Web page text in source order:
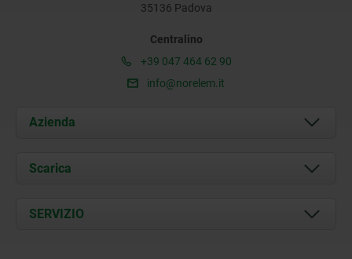
35136 Padova
Centralino
+39 047 464 62 90
info@norelem.it
Azienda
Chi siamo
Contatti
Scarica
Documents
SERVIZIO